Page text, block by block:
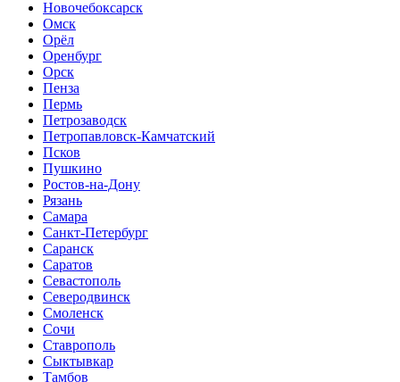
Новочебоксарск
Омск
Орёл
Оренбург
Орск
Пенза
Пермь
Петрозаводск
Петропавловск-Камчатский
Псков
Пушкино
Ростов-на-Дону
Рязань
Самара
Санкт-Петербург
Саранск
Саратов
Севастополь
Северодвинск
Смоленск
Сочи
Ставрополь
Сыктывкар
Тамбов